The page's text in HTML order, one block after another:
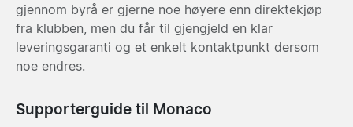
gjennom byrå er gjerne noe høyere enn direktekjøp
fra klubben, men du får til gjengjeld en klar
leveringsgaranti og et enkelt kontaktpunkt dersom
noe endres.
Supporterguide til Monaco